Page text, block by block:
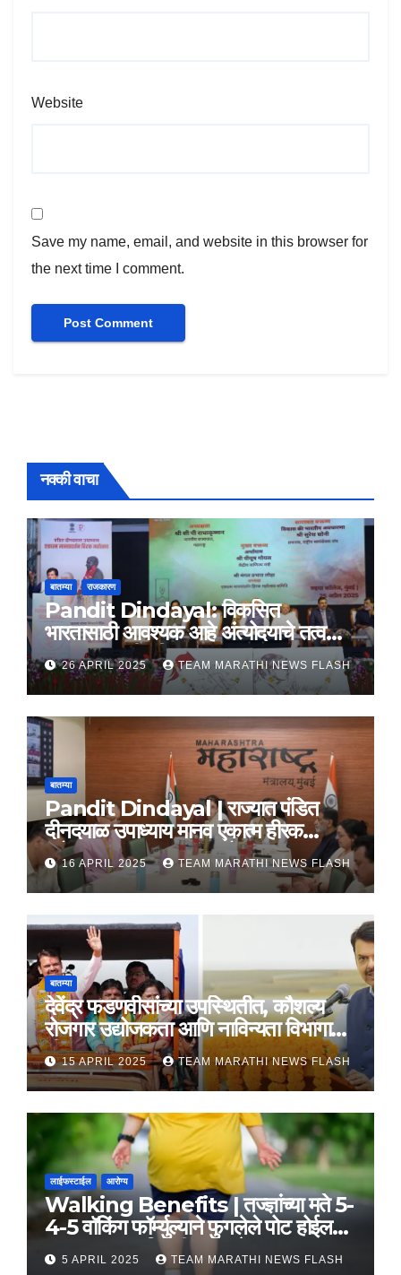
Website
Save my name, email, and website in this browser for
the next time I comment.
नक्की वाचा
बातम्या राजकारण
Pandit Dindayal: विकसित
भारतासाठी आवश्यक आहे अंत्योदयाचे तत्वज्ञान
– राज्यपाल सी. पी. राधाकृष्णन
26 APRIL 2025 TEAM MARATHI NEWS FLASH
बातम्या
Pandit Dindayal | राज्यात पंडित
दीनदयाळ उपाध्याय मानव एकात्म हीरक
महोत्सव, 22-25 दरम्यान होणार साजरा
16 APRIL 2025 TEAM MARATHI NEWS FLASH
बातम्या
देवेंद्र फडणवीसांच्या उपस्थितीत, कौशल्य
रोजगार उद्योजकता आणि नाविन्यता विभागाचे
तीन सामंजस्य करार
15 APRIL 2025 TEAM MARATHI NEWS FLASH
लाईफस्टाईल आरोग्य
Walking Benefits | तज्ज्ञांच्या मते 5-
4-5 वॉकिंग फॉर्म्युल्याने फुगलेले पोट होईल
लवकर सपाट, मिळतील फायदे
5 APRIL 2025 TEAM MARATHI NEWS FLASH